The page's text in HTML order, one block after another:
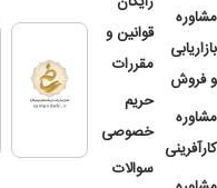
مشاوره
بازاریابی
و فروش
مشاوره
کارآفرینی
قوانین و
مقررات
حریم
خصوصی
سوالات